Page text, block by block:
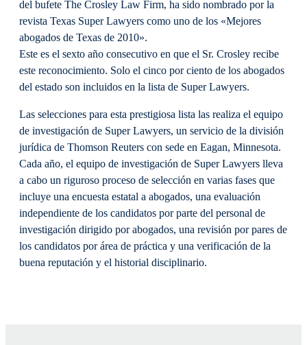
del bufete The Crosley Law Firm, ha sido nombrado por la
revista Texas Super Lawyers como uno de los «Mejores
abogados de Texas de 2010».
Este es el sexto año consecutivo en que el Sr. Crosley recibe
este reconocimiento. Solo el cinco por ciento de los abogados
del estado son incluidos en la lista de Super Lawyers.
Las selecciones para esta prestigiosa lista las realiza el equipo
de investigación de Super Lawyers, un servicio de la división
jurídica de Thomson Reuters con sede en Eagan, Minnesota.
Cada año, el equipo de investigación de Super Lawyers lleva
a cabo un riguroso proceso de selección en varias fases que
incluye una encuesta estatal a abogados, una evaluación
independiente de los candidatos por parte del personal de
investigación dirigido por abogados, una revisión por pares de
los candidatos por área de práctica y una verificación de la
buena reputación y el historial disciplinario.